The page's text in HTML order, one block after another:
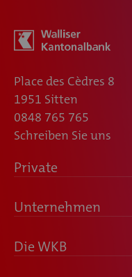
Place des Cèdres 8
1951 Sitten
0848 765 765
Schreiben Sie uns
Private
Unternehmen
Die WKB